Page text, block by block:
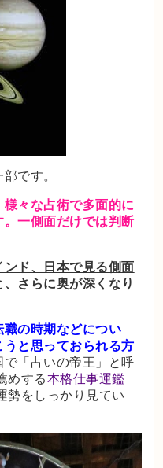
です。
々な占術で多面的に
一側面だけでは判断
ド、日本で見る側面
さらに奥が深くなり
の時期などについ
と思っておられる方
「占いの帝王」と呼
めする本格仕事運鑑
勢をしっかり見てい